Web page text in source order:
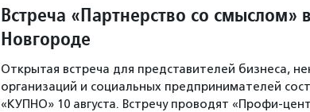
Встреча «Партнерство со смыслом»
Новгороде
Открытая встреча для представителей бизнеса,
организаций и социальных предпринимателей
«КУПНО» 10 августа. Встречу проводят «Профи-